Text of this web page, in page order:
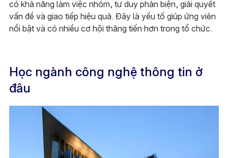
có khả năng làm việc nhóm, tư duy phản biện, giải quyết
vấn đề và giao tiếp hiệu quả. Đây là yếu tố giúp ứng viên
nổi bật và có nhiều cơ hội thăng tiến hơn trong tổ chức.
Học ngành công nghệ thông tin ở
đâu